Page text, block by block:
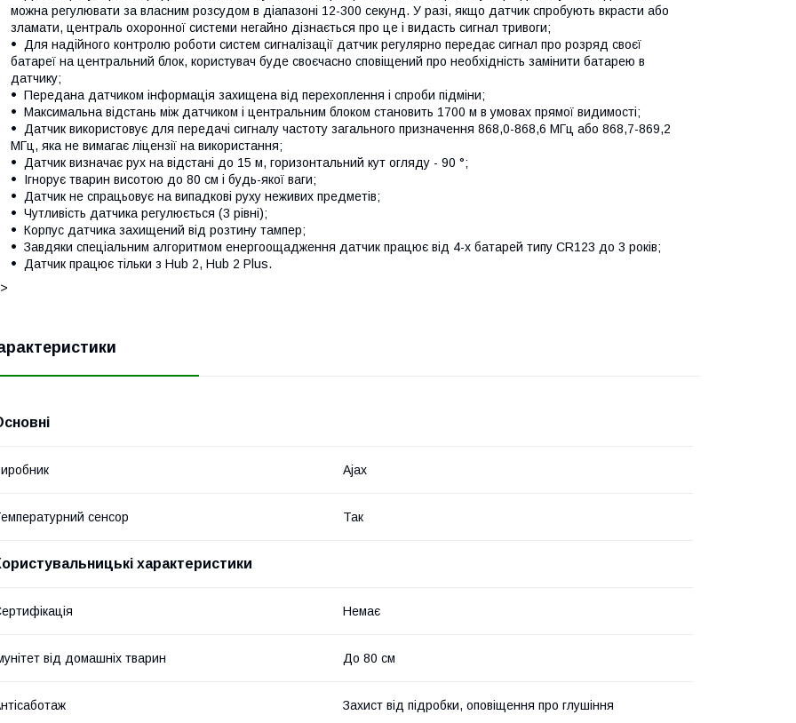
можна регулювати за власним розсудом в діапазоні 12-300 секунд. У разі, якщо датчик спробують вкрасти або
зламати, централь охоронної системи негайно дізнається про це і видасть сигнал тривоги;
Для надійного контролю роботи систем сигналізації датчик регулярно передає сигнал про розряд своєї
батареї на центральний блок, користувач буде своєчасно сповіщений про необхідність замінити батарею в
датчику;
Передана датчиком інформація захищена від перехоплення і спроби підміни;
Максимальна відстань між датчиком і центральним блоком становить 1700 м в умовах прямої видимості;
Датчик використовує для передачі сигналу частоту загального призначення 868,0-868,6 МГц або 868,7-869,2
МГц, яка не вимагає ліцензії на використання;
Датчик визначає рух на відстані до 15 м, горизонтальний кут огляду - 90 °;
Ігнорує тварин висотою до 80 см і будь-якої ваги;
Датчик не спрацьовує на випадкові руху неживих предметів;
Чутливість датчика регулюється (3 рівні);
Корпус датчика захищений від розтину тампер;
Завдяки спеціальним алгоритмом енергоощадження датчик працює від 4-x батарей типу CR123 до 3 років;
Датчик працює тільки з Hub 2, Hub 2 Plus.
Ajax
сенсор Так
характеристики
Немає
від домашніх тварин До 80 см
Захист від підробки, оповіщення про глушіння